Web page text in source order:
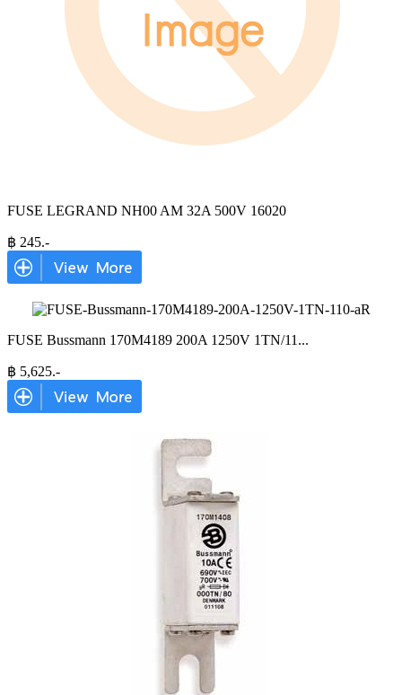
FUSE LEGRAND NH00 AM 32A 500V 16020
฿ 245.-
FUSE Bussmann 170M4189 200A 1250V 1TN/11 ...
฿ 5,625.-